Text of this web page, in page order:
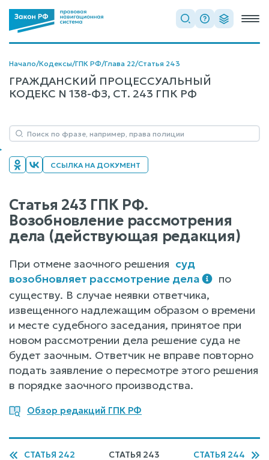
Начало/Кодексы/ГПК РФ/Глава 22/Статья 243
ГРАЖДАНСКИЙ ПРОЦЕССУАЛЬНЫЙ
КОДЕКС N 138-ФЗ, СТ. 243 ГПК РФ
ССЫЛКА НА ДОКУМЕНТ
Статья 243 ГПК РФ.
Возобновление рассмотрения
дела (действующая редакция)
При отмене заочного решения суд
возобновляет рассмотрение дела
по
существу. В случае неявки ответчика,
извещенного надлежащим образом о времени
и месте судебного заседания, принятое при
новом рассмотрении дела решение суда не
будет заочным. Ответчик не вправе повторно
подать заявление о пересмотре этого решения
в порядке заочного производства.
Обзор редакций ГПК РФ
СТАТЬЯ 242 СТАТЬЯ 243 СТАТЬЯ 244